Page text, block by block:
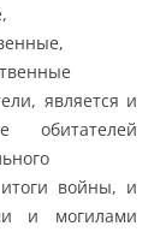
является и
обитателей
войны, и
и могилами